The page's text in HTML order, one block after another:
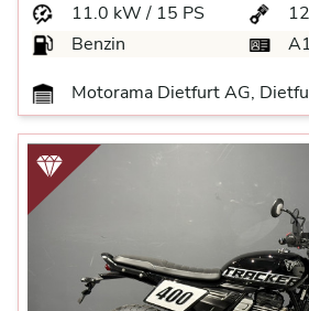
11.0 kW / 15 PS
Benzin
Motorama Dietfurt AG,